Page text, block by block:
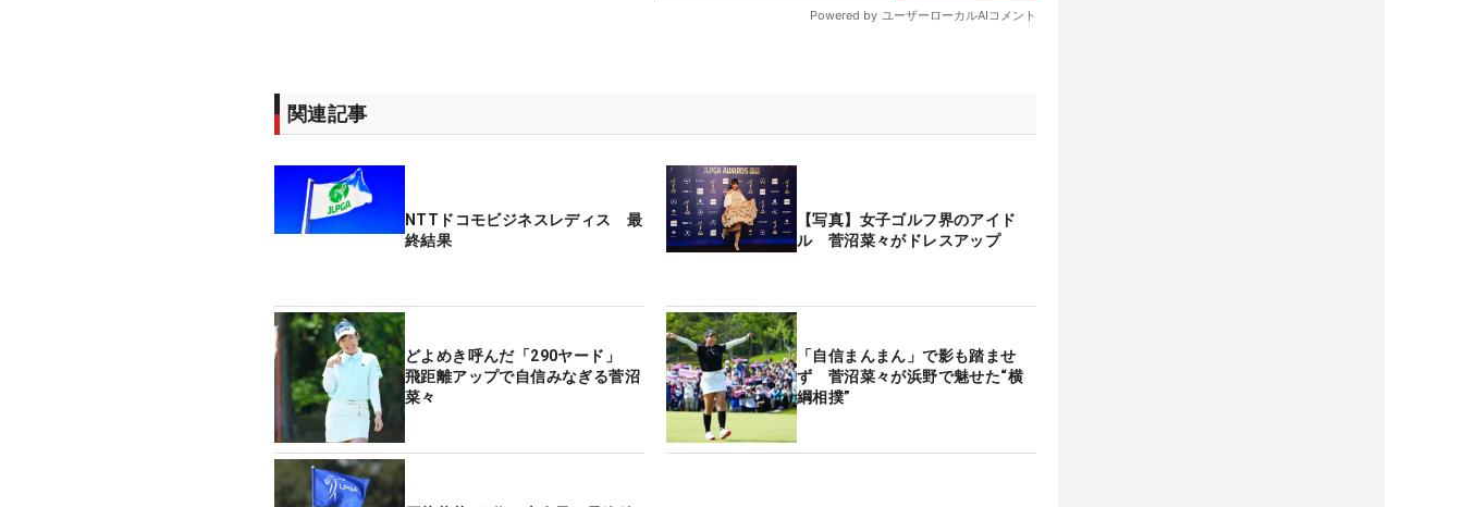
関連記事
NTTドコモビジネスレディス 最
終結果
【写真】女子ゴルフ界のアイド
ル 菅沼菜々がドレスアップ
どよめき呼んだ「290ヤード」
飛距離アップで自信みなぎる菅沼
菜々
「自信まんまん」で影も踏ませ
ず 菅沼菜々が浜野で魅せた“横
綱相撲”